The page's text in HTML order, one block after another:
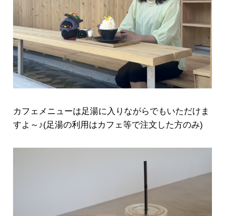
カフェメニューは足湯に入りながらでもいただけま
すよ～♪(足湯の利用はカフェ等で注文した方のみ)